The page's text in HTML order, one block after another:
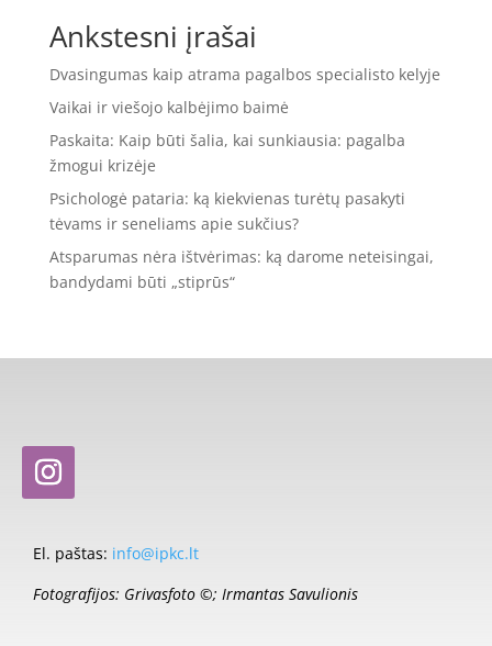
Ankstesni įrašai
Dvasingumas kaip atrama pagalbos specialisto kelyje
Vaikai ir viešojo kalbėjimo baimė
Paskaita: Kaip būti šalia, kai sunkiausia: pagalba
žmogui krizėje
Psichologė pataria: ką kiekvienas turėtų pasakyti
tėvams ir seneliams apie sukčius?
Atsparumas nėra ištvėrimas: ką darome neteisingai,
bandydami būti „stiprūs“
El. paštas: info@ipkc.lt
Fotografijos: Grivasfoto ©; Irmantas Savulionis